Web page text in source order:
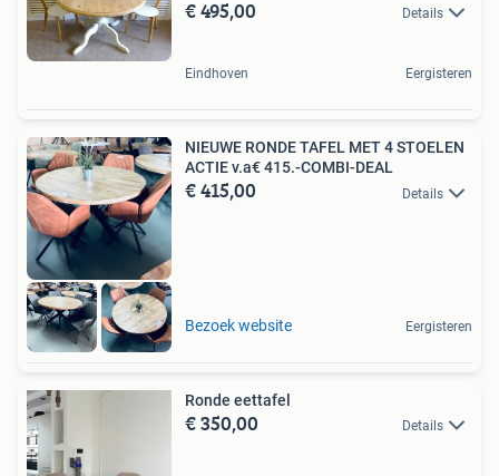
€ 495,00 Details
Eindhoven Eergisteren
NIEUWE RONDE TAFEL MET 4 STOELEN
ACTIE v.a€ 415.-COMBI-DEAL
€ 415,00 Details
Bezoek website Eergisteren
Ronde eettafel
€ 350,00 Details